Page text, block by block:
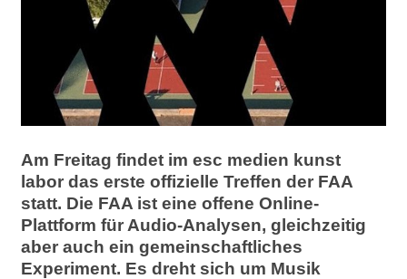
o
Am Freitag findet im esc medien kunst
labor das erste offizielle Treffen der FAA
statt. Die FAA ist eine offene Online-
Plattform für Audio-Analysen, gleichzeitig
aber auch ein gemeinschaftliches
Experiment. Es dreht sich um Musik